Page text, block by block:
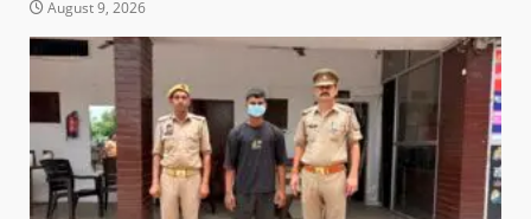
August 9, 2026